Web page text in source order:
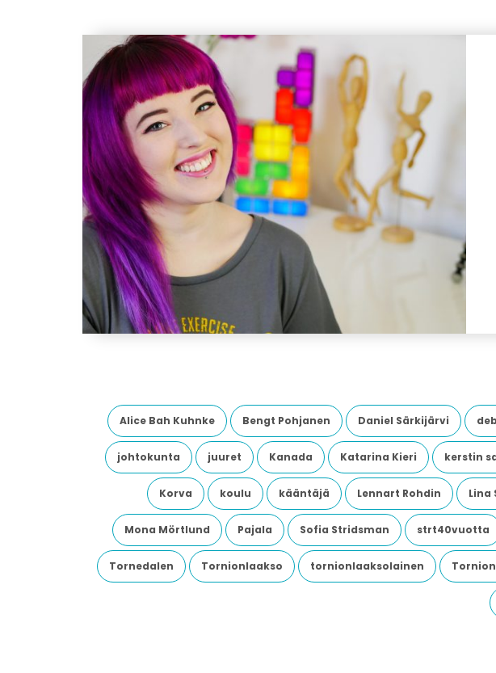
Alice Bah Kuhnke Bengt Pohjanen Daniel Särkijärvi
johtokunta juuret Kanada Katarina Kieri kerstin
Korva koulu kääntäjä Lennart Rohdin Lina
Mona Mörtlund Pajala Sofia Stridsman strt40vuotta
Tornedalen Tornionlaakso tornionlaaksolainen